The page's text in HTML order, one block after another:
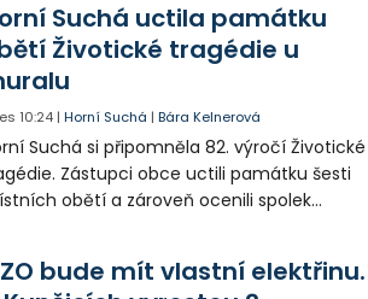
Suchá uctila památku
Životické tragédie u
10:24 |Horní Suchá |Bára Kelnerová
Suchá si připomněla 82. výročí Životické
Zástupci obce uctili památku šesti
obětí a zároveň ocenili spolek
bude mít vlastní elektřinu.